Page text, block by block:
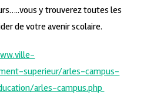
y trouverez toutes les
de votre avenir scolaire.
superieur/arles-campus-
arles-campus.php